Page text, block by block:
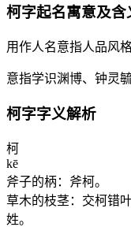
柯字起名寓意及含
用作人名意指人品风
意指学识渊博、钟灵
柯字字义解析
柯
kē
斧子的柄：斧柯。
草木的枝茎：交柯错叶
姓。